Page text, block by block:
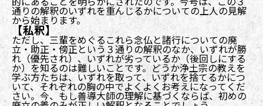
通りの解釈のいずれを重んじるかについての上人の見解
から始まります。
【私釈】
ただし、三輩をめぐるこれら念仏と諸行についての廃
立・助正・傍正という３通りの解釈のなか、いずれが勝
れ（優先され）、いずれが劣っているか（後回しにする
か）を知るのは難しいことです。どうか浄土宗の教えを
学ぶ方たちは、いずれを取って、いずれを捨てるかにつ
いて、それぞれの胸の中でよくよくお考えになってくだ
さい。今、もし善導大師の理解に基づくならば、初めの